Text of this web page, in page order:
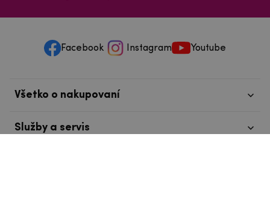
Facebook Instagram Youtube
Všetko o nakupovaní
Služby a servis